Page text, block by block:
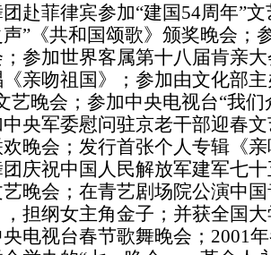
赴菲律宾参加“建国54周年”
”《共和国颂歌》颁奖晚会；
；参加世界客属第十八届肯亲
亲吻祖国》；参加由文化部
艺晚会；参加中央电视台“我
央军委慰问驻京老干部迎春
晚会；发行首张个人专辑《
庆祝中国人民解放军建军七
晚会；在青艺剧场院公演中
，担纲女主角金子；并获全国
央电视台春节歌舞晚会；2001